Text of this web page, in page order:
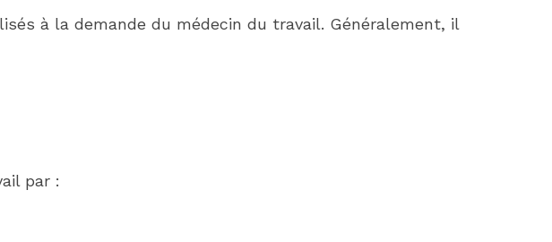
à la demande du médecin du travail. Généralement, il
par :